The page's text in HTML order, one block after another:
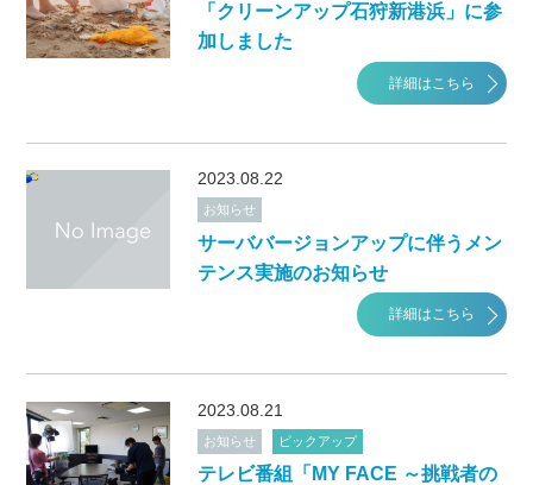
「クリーンアップ石狩新港浜」に参
加しました
詳細はこちら
2023.08.22
お知らせ
サーババージョンアップに伴うメン
テンス実施のお知らせ
詳細はこちら
2023.08.21
お知らせ ピックアップ
テレビ番組「MY FACE ～挑戦者の